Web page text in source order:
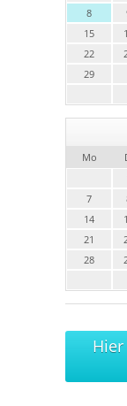
8
15
22
29
Mo
7
14
21
28